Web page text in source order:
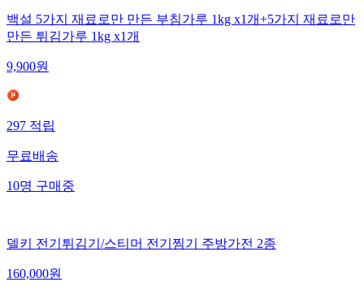
백설 5가지 재료로만 만든 부침가루 1kg x1개+5가지 재료로만
만든 튀김가루 1kg x1개
9,900원
297적립
무료배송
10명구매중
델키 전기튀김기/스티머 전기찜기 주방가전 2종
160,000원